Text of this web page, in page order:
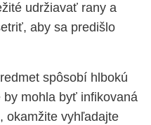
udržiavať rany a
aby sa predišlo
spôsobí hlbokú
mohla byť infikovaná
okamžite vyhľadajte